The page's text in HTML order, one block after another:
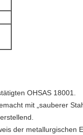
OHSAS 18001.
mit „sauberer
der metallurgischen